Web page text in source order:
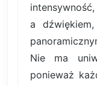
a
Nie ma
ponieważ